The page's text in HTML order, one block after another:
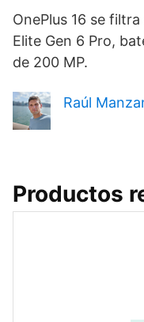
OnePlus 16 se
Elite Gen 6 Pro,
de 200 MP.
Raúl
Productos